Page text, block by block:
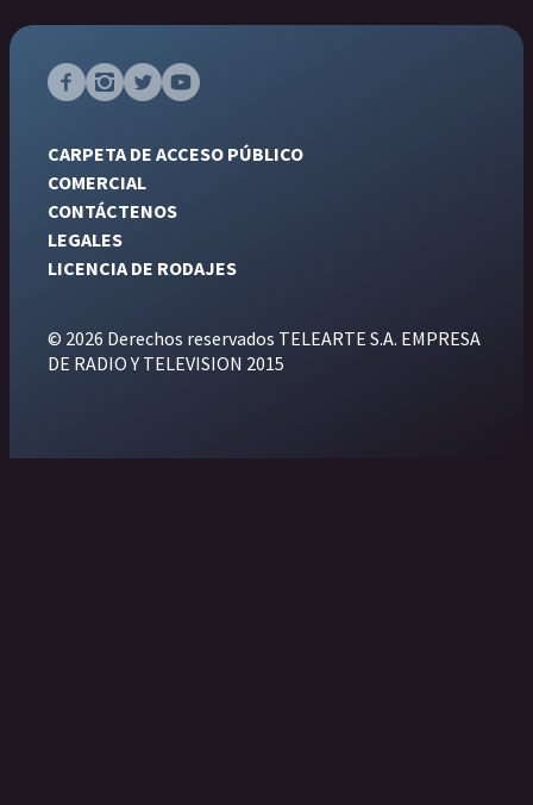
CARPETA DE ACCESO PÚBLICO
COMERCIAL
CONTÁCTENOS
LEGALES
LICENCIA DE RODAJES
© 2026 Derechos reservados TELEARTE S.A. EMPRESA
DE RADIO Y TELEVISION 2015